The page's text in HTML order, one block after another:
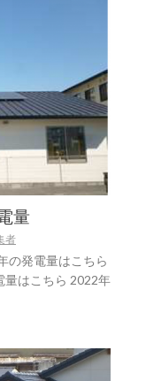
量
者
の発電量はこちら
量はこちら 2022年